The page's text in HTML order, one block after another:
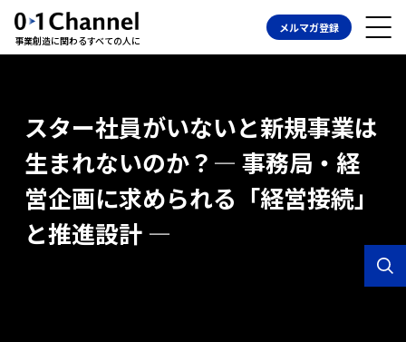
事業創造に関わるすべての人に
メルマガ登録
スター社員がいないと新規事業は
生まれないのか？― 事務局・経
営企画に求められる「経営接続」
と推進設計 ―